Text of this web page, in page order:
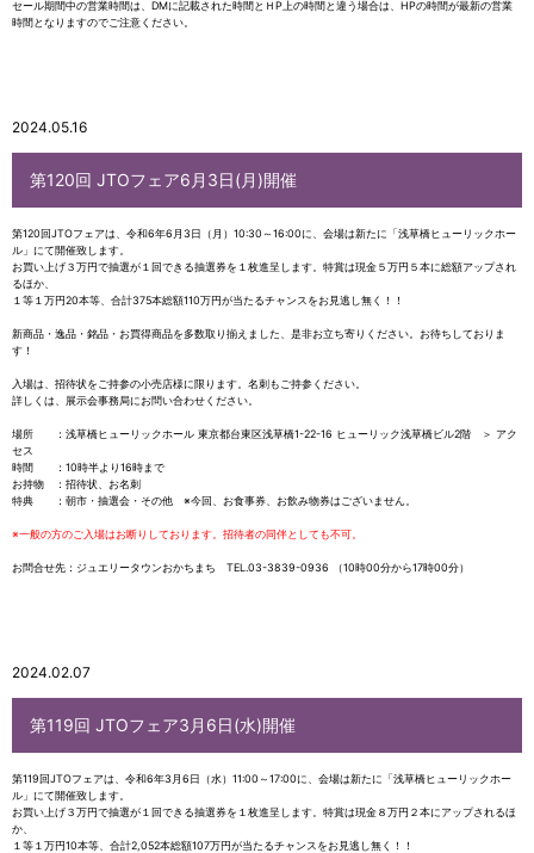
セール期間中の営業時間は、DMに記載された時間とＨP上の時間と違う場合は、HPの時間が最新の営業
時間となりますのでご注意ください。
2024.05.16
第120回 JTOフェア6月3日(月)開催
第120回JTOフェアは、令和6年6月3日（月）10:30～16:00に、会場は新たに「浅草橋ヒューリックホー
ル」にて開催致します。
お買い上げ３万円で抽選が１回できる抽選券を１枚進呈します。特賞は現金５万円５本に総額アップされ
るほか、
１等１万円20本等、合計375本総額110万円が当たるチャンスをお見逃し無く！！
新商品・逸品・銘品・お買得商品を多数取り揃えました、是非お立ち寄りください。お待ちしておりま
す！
入場は、招待状をご持参の小売店様に限ります。名刺もご持参ください。
詳しくは、展示会事務局にお問い合わせください。
場所 ：浅草橋ヒューリックホール 東京都台東区浅草橋1-22-16 ヒューリック浅草橋ビル2階
＞ アク
セス
時間 ：10時半より16時まで
お持物 ：招待状、お名刺
特典 ：朝市・抽選会・その他 ※今回、お食事券、お飲み物券はございません。
※一般の方のご入場はお断りしております。招待者の同伴としても不可。
お問合せ先：ジュエリータウンおかちまち TEL.03-3839-0936 （10時00分から17時00分）
2024.02.07
第119回 JTOフェア3月6日(水)開催
第119回JTOフェアは、令和6年3月6日（水）11:00～17:00に、会場は新たに「浅草橋ヒューリックホー
ル」にて開催致します。
お買い上げ３万円で抽選が１回できる抽選券を１枚進呈します。特賞は現金８万円２本にアップされるほ
か、
１等１万円10本等、合計2,052本総額107万円が当たるチャンスをお見逃し無く！！